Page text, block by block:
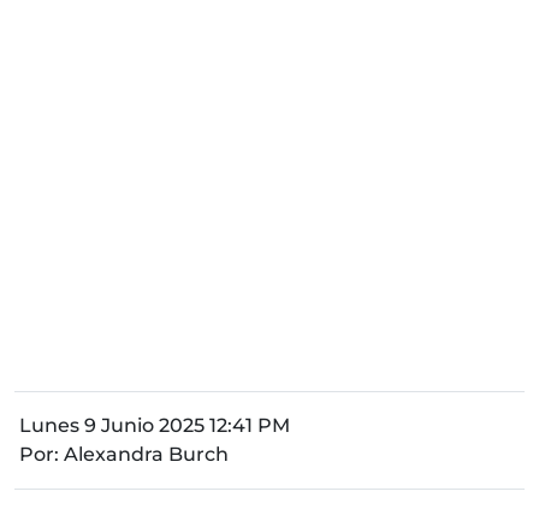
Lunes 9 Junio 2025 12:41 PM
Por: Alexandra Burch